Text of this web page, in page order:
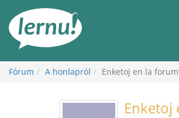
Fórum A honlapról Enketoj en la
Enketoj